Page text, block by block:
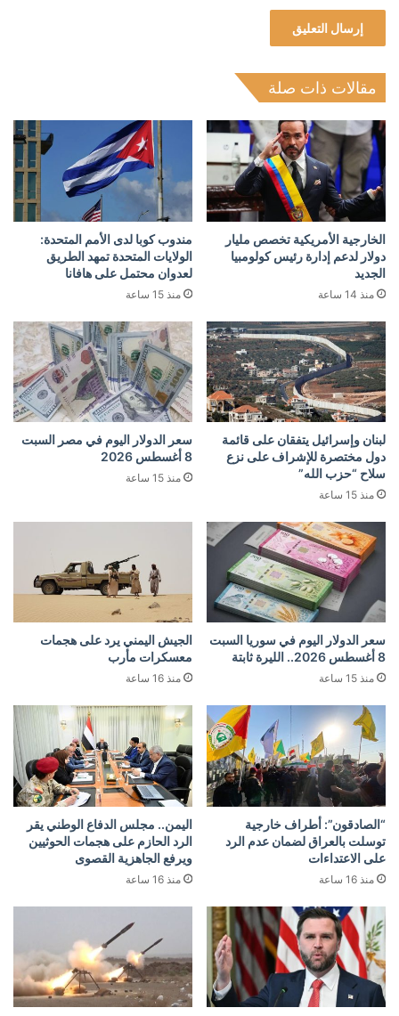
مقالات ذات صلة
الخارجية الأمريكية تخصص مليار
دولار لدعم إدارة رئيس كولومبيا
الجديد
منذ 14 ساعة
مندوب كوبا لدى الأمم المتحدة:
الولايات المتحدة تمهد الطريق
لعدوان محتمل على هافانا
منذ 15 ساعة
لبنان وإسرائيل يتفقان على قائمة
دول مختصرة للإشراف على نزع
سلاح “حزب الله”
منذ 15 ساعة
سعر الدولار اليوم في مصر السبت
8 أغسطس 2026
منذ 15 ساعة
سعر الدولار اليوم في سوريا السبت
8 أغسطس 2026.. الليرة ثابتة
منذ 15 ساعة
الجيش اليمني يرد على هجمات
معسكرات مأرب
منذ 16 ساعة
“الصادقون”: أطراف خارجية
توسلت بالعراق لضمان عدم الرد
على الاعتداءات
منذ 16 ساعة
اليمن.. مجلس الدفاع الوطني يقر
الرد الحازم على هجمات الحوثيين
ويرفع الجاهزية القصوى
منذ 16 ساعة